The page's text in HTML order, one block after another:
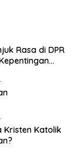
Rasa di DPR
Katolik